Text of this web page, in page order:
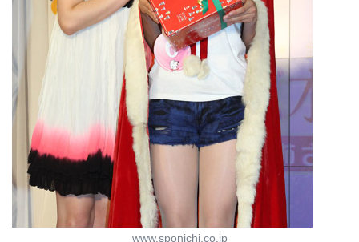
www.sponichi.co.jp